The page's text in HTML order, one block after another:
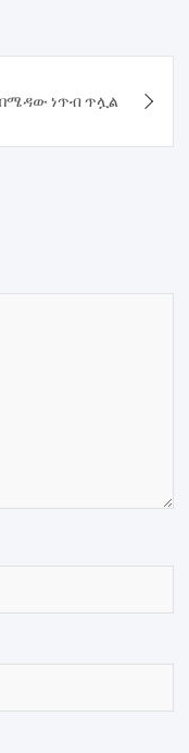
ነጥብ ጥሏል